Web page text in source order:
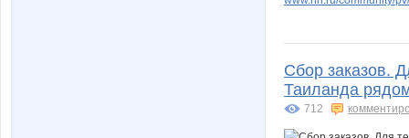
Сбор заказов.
Таиланда
712